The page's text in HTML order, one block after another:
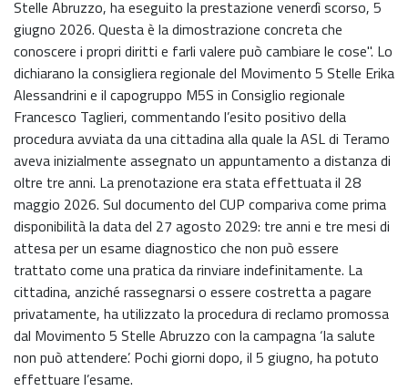
Stelle Abruzzo, ha eseguito la prestazione venerdì scorso, 5
giugno 2026. Questa è la dimostrazione concreta che
conoscere i propri diritti e farli valere può cambiare le cose". Lo
dichiarano la consigliera regionale del Movimento 5 Stelle Erika
Alessandrini e il capogruppo M5S in Consiglio regionale
Francesco Taglieri, commentando l’esito positivo della
procedura avviata da una cittadina alla quale la ASL di Teramo
aveva inizialmente assegnato un appuntamento a distanza di
oltre tre anni. La prenotazione era stata effettuata il 28
maggio 2026. Sul documento del CUP compariva come prima
disponibilità la data del 27 agosto 2029: tre anni e tre mesi di
attesa per un esame diagnostico che non può essere
trattato come una pratica da rinviare indefinitamente. La
cittadina, anziché rassegnarsi o essere costretta a pagare
privatamente, ha utilizzato la procedura di reclamo promossa
dal Movimento 5 Stelle Abruzzo con la campagna ‘la salute
non può attendere’. Pochi giorni dopo, il 5 giugno, ha potuto
effettuare l’esame.